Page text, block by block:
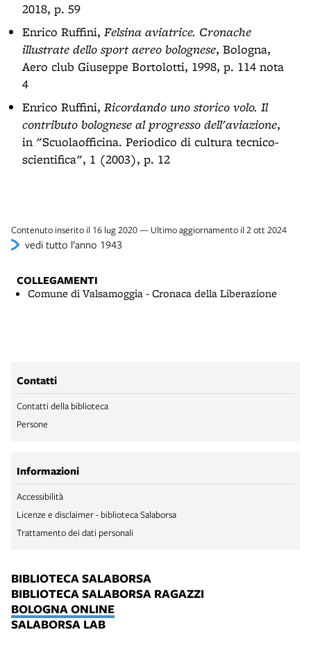
2018, p. 59
Enrico Ruffini, Felsina aviatrice. Cronache
illustrate dello sport aereo bolognese, Bologna,
Aero club Giuseppe Bortolotti, 1998, p. 114 nota
4
Enrico Ruffini, Ricordando uno storico volo. Il
contributo bolognese al progresso dell'aviazione,
in "Scuolaofficina. Periodico di cultura tecnico-
scientifica", 1 (2003), p. 12
Contenuto inserito il 16 lug 2020 — Ultimo aggiornamento il 2 ott 2024
vedi tutto l’anno 1943
COLLEGAMENTI
Comune di Valsamoggia - Cronaca della Liberazione
Contatti
Contatti della biblioteca
Persone
Informazioni
Accessibilità
Licenze e disclaimer - biblioteca Salaborsa
Trattamento dei dati personali
BIBLIOTECA SALABORSA
BIBLIOTECA SALABORSA RAGAZZI
BOLOGNA ONLINE
SALABORSA LAB